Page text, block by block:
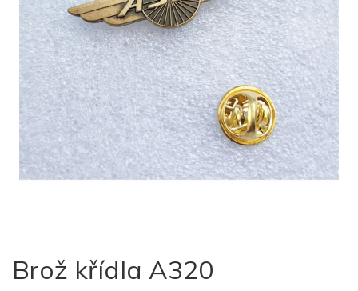
Brož křídla A320